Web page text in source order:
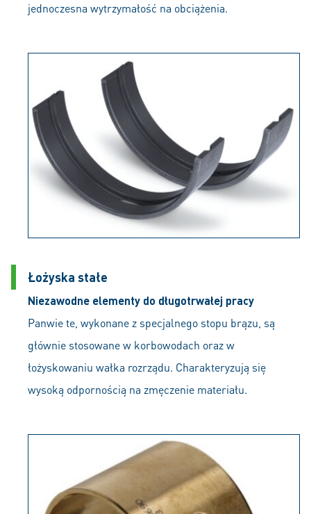
jednoczesna wytrzymałość na obciążenia.
Łożyska stałe
Niezawodne elementy do długotrwałej pracy
Panwie te, wykonane z specjalnego stopu brązu, są
głównie stosowane w korbowodach oraz w
łożyskowaniu wałka rozrządu. Charakteryzują się
wysoką odpornością na zmęczenie materiału.